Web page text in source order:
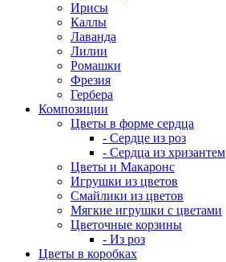
Ирисы
Каллы
Лаванда
Лилии
Ромашки
Фрезия
Гербера
Композиции
Цветы в форме сердца
- Сердце из роз
- Сердца из хризантем
Цветы и Макаронс
Игрушки из цветов
Смайлики из цветов
Мягкие игрушки с цветами
Цветочные корзины
- Из роз
Цветы в коробках